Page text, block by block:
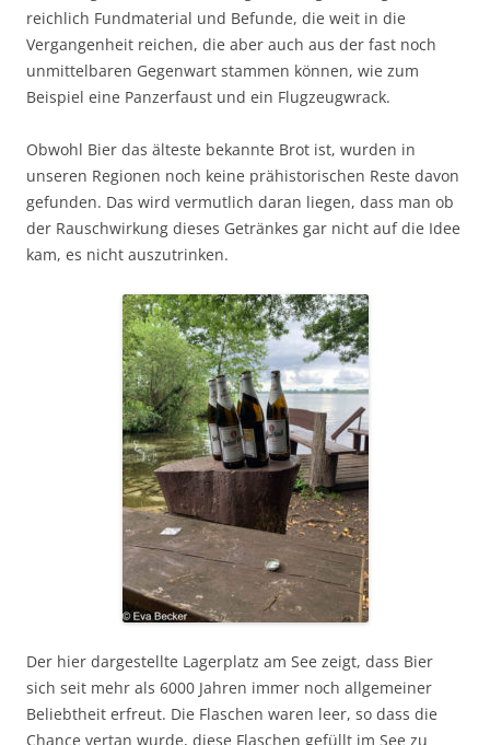
reichlich Fundmaterial und Befunde, die weit in die
Vergangenheit reichen, die aber auch aus der fast noch
unmittelbaren Gegenwart stammen können, wie zum
Beispiel eine Panzerfaust und ein Flugzeugwrack.
Obwohl Bier das älteste bekannte Brot ist, wurden in
unseren Regionen noch keine prähistorischen Reste davon
gefunden. Das wird vermutlich daran liegen, dass man ob
der Rauschwirkung dieses Getränkes gar nicht auf die Idee
kam, es nicht auszutrinken.
Der hier dargestellte Lagerplatz am See zeigt, dass Bier
sich seit mehr als 6000 Jahren immer noch allgemeiner
Beliebtheit erfreut. Die Flaschen waren leer, so dass die
Chance vertan wurde, diese Flaschen gefüllt im See zu